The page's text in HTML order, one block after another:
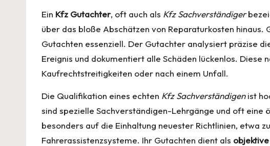
Ein Kfz Gutachter, oft auch als Kfz Sachverständiger
über das bloße Abschätzen von Reparaturkosten
Gutachten essenziell. Der Gutachter analysiert präzise
Ereignis und dokumentiert alle Schäden lückenlos. Diese
Kaufrechtstreitigkeiten oder nach einem Unfall.
Die Qualifikation eines echten Kfz Sachverständigenist
sind spezielle Sachverständigen-Lehrgänge und oft
besonders auf die Einhaltung neuester Richtlinien, etwa
Fahrerassistenzsysteme. Ihr Gutachten dient als